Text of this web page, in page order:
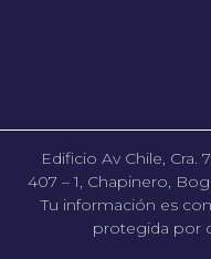
Edificio Av Chile, Cra.
407 – 1, Chapinero,
Tu información es
protegida por